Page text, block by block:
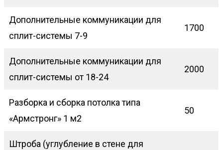
Дополнительные коммуникации для
сплит-системы 7-9
1700
Дополнительные коммуникации для
сплит-системы от 18-24
2000
Разборка и сборка потолка типа
«Армстронг» 1 м2
50
Штроба (углубление в стене для